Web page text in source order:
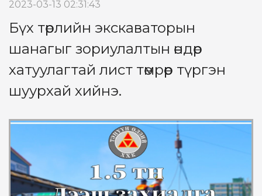
2023-03-13 02:31:43
Бүх төрлийн экскаваторын
шанагыг зориулалтын өндөр
хатуулагтай лист төмрөөр түргэн
шуурхай хийнэ.